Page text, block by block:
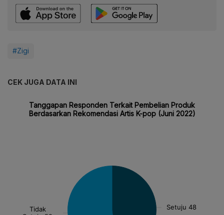
#Zigi
CEK JUGA DATA INI